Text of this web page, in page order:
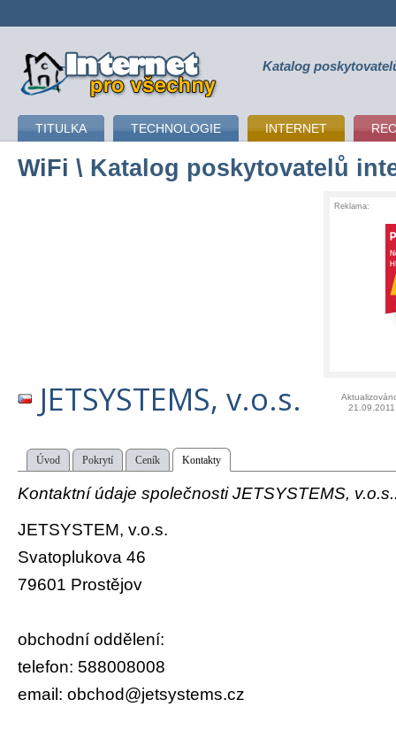
připojení k internetu Katalog
TITULKA TECHNOLOGIE INTERNET
WiFi \ Katalog poskytovatelů
Reklama:
JETSYSTEMS, v.o.s.
21.09.2011
Úvod Pokrytí Ceník Kontakty
Kontaktní údaje společnosti JETSYSTEMS,
JETSYSTEM, v.o.s.
Svatoplukova 46
79601 Prostějov
obchodní oddělení:
telefon: 588008008
email: obchod@jetsystems.cz